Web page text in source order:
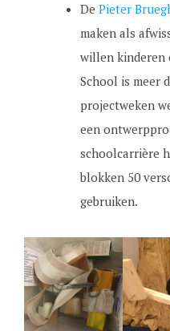
De Pieter
maken als
willen kinderen
School is meer
projectweken
een
schoolcarrière
blokken 50
gebruiken.